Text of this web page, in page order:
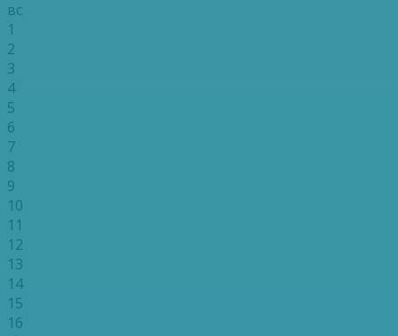
вс
1
2
3
4
5
6
7
8
9
10
11
12
13
14
15
16